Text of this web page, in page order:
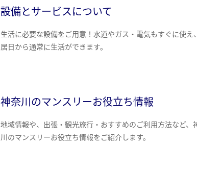
設備とサービスについて
生活に必要な設備をご用意！水道やガス・電気もすぐに使え
居日から通常に生活ができます。
神奈川のマンスリーお役立ち情報
地域情報や、出張・観光旅行・おすすめのご利用方法など、
川のマンスリーお役立ち情報をご紹介します。